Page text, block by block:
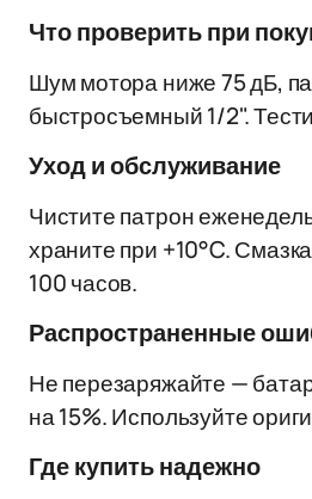
Что проверить при
Шум мотора ниже 75 дБ,
быстросъемный 1/2".
Уход и обслуживание
Чистите патрон
храните при +10°C.
100 часов.
Распространенные
Не перезаряжайте —
на 15%. Используйте
Где купить надежно